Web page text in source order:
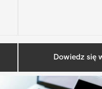
Dowiedz się